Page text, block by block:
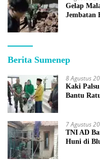
Gelap
Jembatan
Berita Sumenep
8 Agustus
Kaki
Bantu
7 Agustus
TNI AD
Huni di